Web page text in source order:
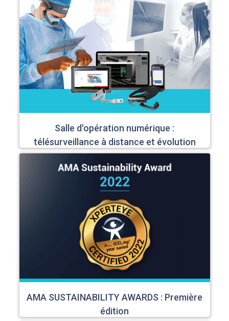
Salle d'opération numérique :
télésurveillance à distance et évolution
AMA SUSTAINABILITY AWARDS : Première
édition